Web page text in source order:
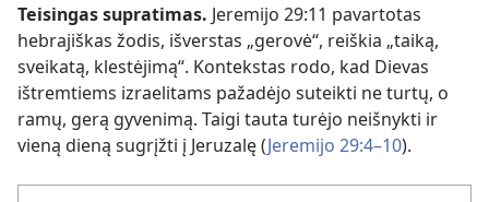
Teisingas supratimas. Jeremijo 29:11 pavartotas
hebrajiškas žodis, išverstas „gerovė“, reiškia „taiką,
sveikatą, klestėjimą“. Kontekstas rodo, kad Dievas
ištremtiems izraelitams pažadėjo suteikti ne turtų, o
ramų, gerą gyvenimą. Taigi tauta turėjo neišnykti ir
vieną dieną sugrįžti į Jeruzalę (Jeremijo 29:4–10).